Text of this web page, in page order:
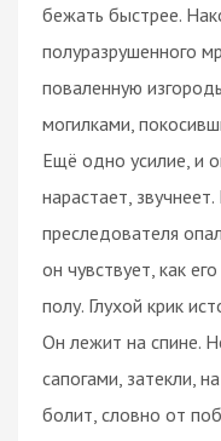
бежать быстрее.
полуразрушенного
поваленную
могилками,
Ещё одно усилие, и
нарастает,
преследователя
он чувствует, как
полу. Глухой крик
Он лежит на спине.
сапогами, затекли,
болит, словно от